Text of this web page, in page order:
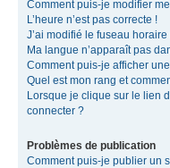
Comment puis-je modifier
L’heure n’est pas correcte !
J’ai modifié le fuseau
Ma langue n’apparaît pas
Comment puis-je afficher
Quel est mon rang et
Lorsque je clique sur le lien
connecter ?
Problèmes de publication
Comment puis-je publier un